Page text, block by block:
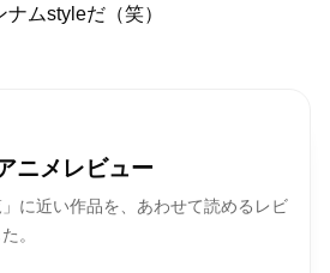
ナムstyleだ（笑）
ニメレビュー
」に近い作品を、あわせて読めるレビ
。